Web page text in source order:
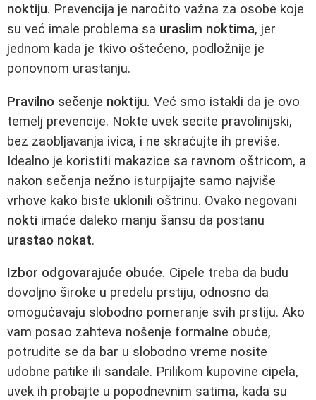
noktiju. Prevencija je naročito važna za osobe koje
su već imale problema sa uraslim noktima, jer
jednom kada je tkivo oštećeno, podložnije je
ponovnom urastanju.
Pravilno sečenje noktiju. Već smo istakli da je ovo
temelj prevencije. Nokte uvek secite pravolinijski,
bez zaobljavanja ivica, i ne skraćujte ih previše.
Idealno je koristiti makazice sa ravnom oštricom, a
nakon sečenja nežno isturpijajte samo najviše
vrhove kako biste uklonili oštrinu. Ovako negovani
nokti imaće daleko manju šansu da postanu
urastao nokat.
Izbor odgovarajuće obuće. Cipele treba da budu
dovoljno široke u predelu prstiju, odnosno da
omogućavaju slobodno pomeranje svih prstiju. Ako
vam posao zahteva nošenje formalne obuće,
potrudite se da bar u slobodno vreme nosite
udobne patike ili sandale. Prilikom kupovine cipela,
uvek ih probajte u popodnevnim satima, kada su